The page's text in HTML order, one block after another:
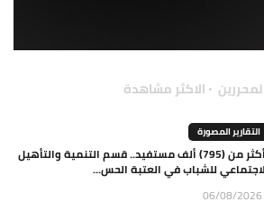
الاكثر مشاهدة
التقارير المصورة
بأكثر من (795) ألف مستفيد.. قسم التنمية والتأهيل
للشباب في العتبة الحس...
06/08/2026